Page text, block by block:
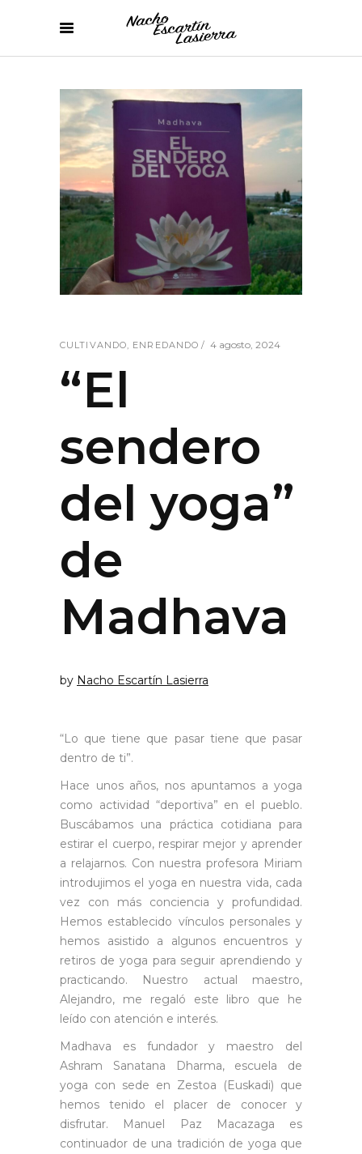
CULTIVANDO ENREDANDO 4 agosto, 2024
“El
sendero
del yoga”
de
Madhava
by Nacho Escartín Lasierra
“Lo que tiene que pasar tiene que pasar
dentro de ti”.
Hace unos años, nos apuntamos a yoga
como actividad “deportiva” en el pueblo.
Buscábamos una práctica cotidiana para
estirar el cuerpo, respirar mejor y aprender
a relajarnos. Con nuestra profesora Miriam
introdujimos el yoga en nuestra vida, cada
vez con más conciencia y profundidad.
Hemos establecido vínculos personales y
hemos asistido a algunos encuentros y
retiros de yoga para seguir aprendiendo y
practicando. Nuestro actual maestro,
Alejandro, me regaló este libro que he
leído con atención e interés.
Madhava es fundador y maestro del
Ashram Sanatana Dharma, escuela de
yoga con sede en Zestoa (Euskadi) que
hemos tenido el placer de conocer y
disfrutar. Manuel Paz Macazaga es
continuador de una tradición de yoga que